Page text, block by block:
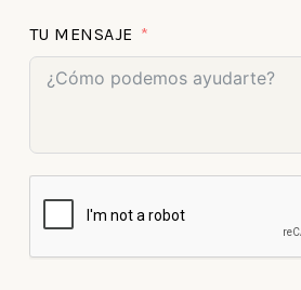
TU MENSAJE